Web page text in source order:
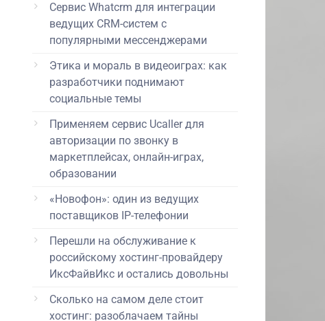
Сервис Whatcrm для интеграции
ведущих CRM-систем с
популярными мессенджерами
Этика и мораль в видеоиграх: как
разработчики поднимают
социальные темы
Применяем сервис Ucaller для
авторизации по звонку в
маркетплейсах, онлайн-играх,
образовании
«Новофон»: один из ведущих
поставщиков IP-телефонии
Перешли на обслуживание к
российскому хостинг-провайдеру
ИксФайвИкс и остались довольны
Сколько на самом деле стоит
хостинг: разоблачаем тайны